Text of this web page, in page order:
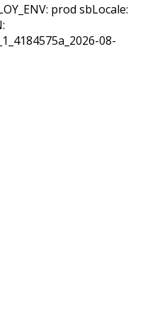
prod sbLocale:
08-